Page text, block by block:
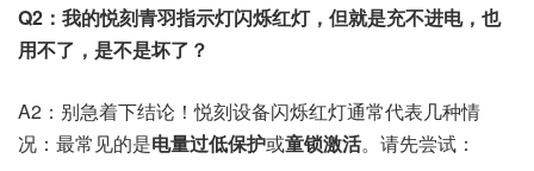
Q2：我的悦刻青羽指示灯闪烁红灯，但就是充不进电，也
用不了，是不是坏了？
A2：别急着下结论！悦刻设备闪烁红灯通常代表几种情
况：最常见的是电量过低保护或童锁激活。请先尝试：